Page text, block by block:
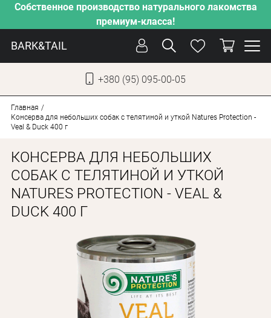
Собственное производство натурального лакомства
премиум-класса!
BARK&TAIL
+380 (95) 095-00-05
КОТЫ
ОТ ЖАРЫ
НАШЕ ПРОИЗВОДСТВО
АКЦИИ
О КОМПАНИИ
БЛОГ
Главная
Консерва для небольших собак с телятиной и уткой Natures Protection -
Veal & Duck 400 г
КОНСЕРВА ДЛЯ НЕБОЛЬШИХ
СОБАК С ТЕЛЯТИНОЙ И УТКОЙ
NATURES PROTECTION - VEAL &
DUCK 400 Г